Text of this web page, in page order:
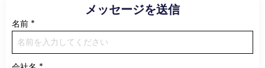
メッセージを送信
名前 *